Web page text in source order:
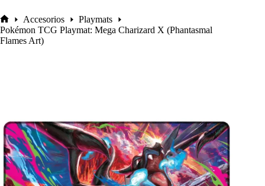
Inicio
Accesorios
Playmats
Pokémon TCG Playmat: Mega Charizard X (Phantasmal
Flames Art)